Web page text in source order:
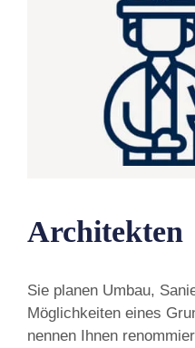
Architekten
Sie planen Umbau,
Möglichkeiten eines
nennen Ihnen